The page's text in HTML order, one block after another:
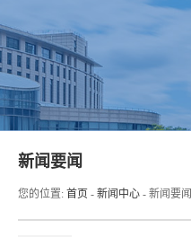
新闻要闻
您的位置: 首页 - 新闻中心 - 新闻要闻